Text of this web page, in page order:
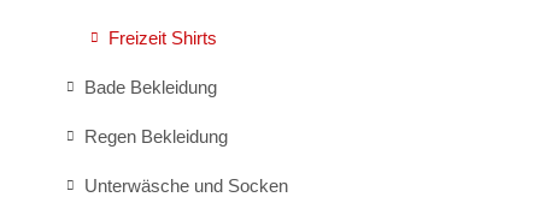
Freizeit Shirts
Bade Bekleidung
Regen Bekleidung
Unterwäsche und Socken